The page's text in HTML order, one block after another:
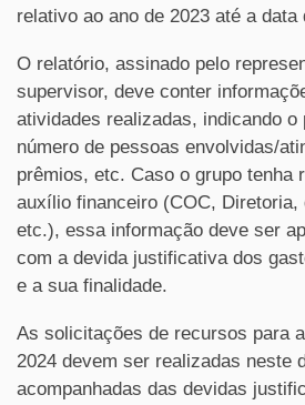
relativo ao ano de 2023 até a data
O relatório, assinado pelo
supervisor, deve conter
atividades realizadas, indicando o
número de pessoas envolvidas/
prêmios, etc. Caso o grupo tenha
auxílio financeiro (COC, Diretoria,
etc.), essa informação deve ser
com a devida justificativa dos
e a sua finalidade.
As solicitações de recursos para
2024 devem ser realizadas neste
acompanhadas das devidas